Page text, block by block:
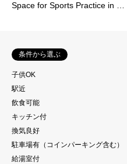
Space for Sports Practice in …
条件から選ぶ
子供OK
駅近
飲食可能
キッチン付
換気良好
駐車場有（コインパーキング含む）
給湯室付